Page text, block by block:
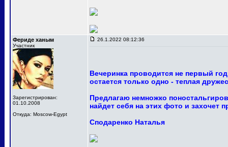
Фериде ханым
Участник
Зарегистрирован:
01.10.2008
Откуда: Moscow-Egypt
26.1.2022 08:12:36
Вечеринка проводится не первый
остается только одно - теплая
Предлагаю немножко
найдет себя на этих фото и захочет
Сподаренко Наталья